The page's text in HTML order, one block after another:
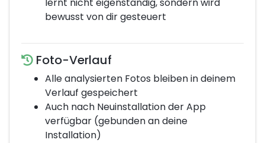
bewusst von dir gesteuert
Foto-Verlauf
Alle analysierten Fotos bleiben in deinem
Verlauf gespeichert
Auch nach Neuinstallation der App
verfügbar (gebunden an deine
Installation)